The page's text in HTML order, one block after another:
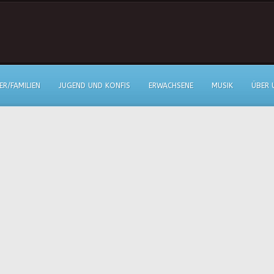
FAMILIEN JUGEND UND KONFIS ERWACHSENE MUSIK ÜBER